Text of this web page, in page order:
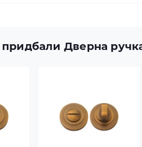
придбали Дверна